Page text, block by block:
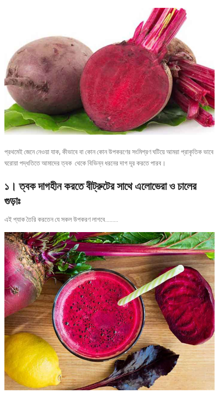
প্রথমেই জেনে নেওয়া যাক, কীভাবে বা কোন কোন উপকরণের সংমিশ্রণ ঘটিয়ে আমরা প্রাকৃতিক ভাবে
ঘরোয়া পদ্ধতিতে আমাদের ত্বক থেকে বিভিন্ন ধরনের দাগ দূর করতে পারব।
১। ত্বক দাগহীন করতে বীট্রুটের সাথে এলোভেরা ও চালের
গুড়াঃ
এই প্যাক তৈরি করতেন যে সকল উপকরণ লাগবে………